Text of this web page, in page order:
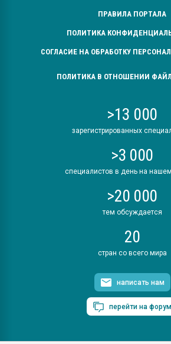
ПРАВИЛА ПОРТАЛА
ПОЛИТИКА
СОГЛАСИЕ НА ОБРАБОТКУ
ПОЛИТИКА В ОТНОШЕНИИ
>13 000
зарегистрированных
>3 000
специалистов в день на
>20 000
тем обсуждается
20
стран со всего мира
написать нам
перейти на форум